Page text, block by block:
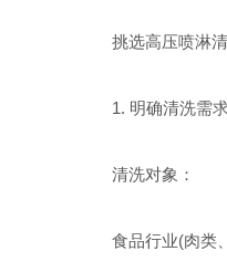
挑选高压喷淋清
1. 明确清洗需
清洗对象：
食品行业(肉类、